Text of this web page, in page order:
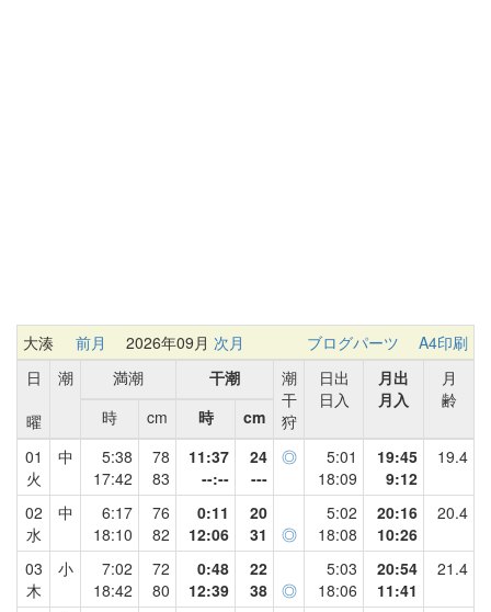
大湊 前月 2026年09月 次月 ブログパーツ
A4印刷
日
曜
潮 満潮 干潮
潮
干
狩
日出
日入
月出
月入
月
齢
時
cm 時
cm
01
火
中
5:38
17:42
78
83
11:37
--:--
24
---
◎
5:01
18:09
19:45
9:12
19.4
02
水
中
6:17
18:10
76
82
0:11
12:06
20
31
◎
5:02
18:08
20:16
10:26
20.4
03
木
小
7:02
18:42
72
80
0:48
12:39
22
38
◎
5:03
18:06
20:54
11:41
21.4